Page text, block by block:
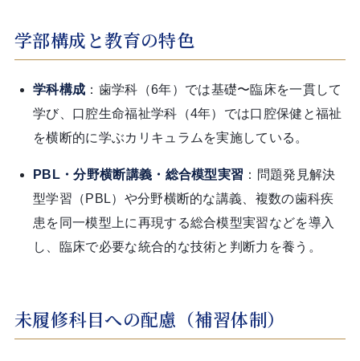
学部構成と教育の特色
学科構成 ：歯学科（6年）では基礎〜臨床を一貫して
学び、口腔生命福祉学科（4年）では口腔保健と福祉
を横断的に学ぶカリキュラムを実施している。
PBL・分野横断講義・総合模型実習 ：問題発見解決
型学習（PBL）や分野横断的な講義、複数の歯科疾
患を同一模型上に再現する総合模型実習などを導入
し、臨床で必要な統合的な技術と判断力を養う。
未履修科目への配慮（補習体制）